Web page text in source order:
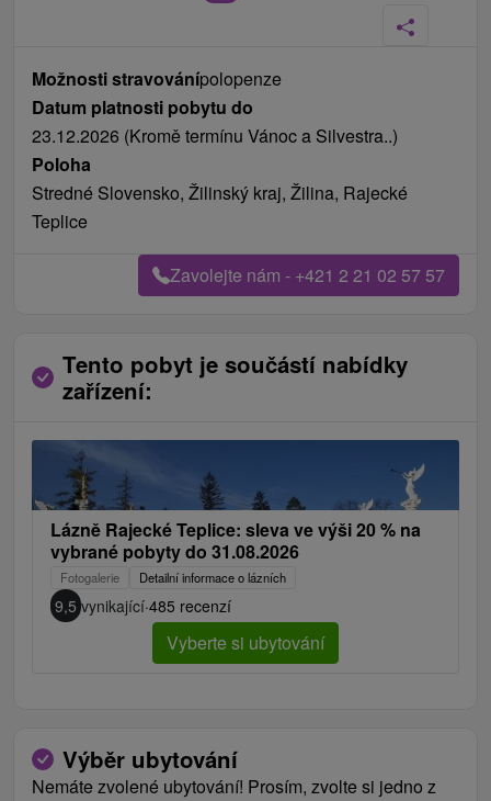
Možnosti stravovánípolopenze
Datum platnosti pobytu do
23.12.2026 (Kromě termínu Vánoc a Silvestra..)
Poloha
Stredné Slovensko, Žilinský kraj, Žilina, Rajecké
Teplice
Zavolejte nám - +421 2 21 02 57 57
Tento pobyt je součástí nabídky
zařízení:
Lázně Rajecké Teplice: sleva ve výši 20 % na
vybrané pobyty do 31.08.2026
Fotogalerie Detailní informace o lázních
9,5 vynikající·485 recenzí
Vyberte si ubytování
Výběr ubytování
Nemáte zvolené ubytování! Prosím, zvolte si jedno z